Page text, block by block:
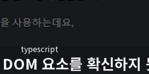
typescript
요소를 확신하지